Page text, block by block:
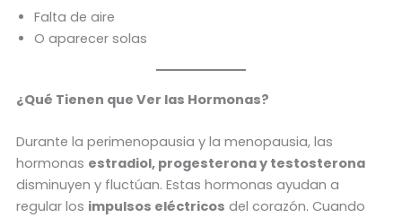
Falta de aire
O aparecer solas
¿Qué Tienen que Ver las Hormonas?
Durante la perimenopausia y la menopausia, las
hormonas estradiol, progesterona y testosterona
disminuyen y fluctúan. Estas hormonas ayudan a
regular los impulsos eléctricos del corazón. Cuando